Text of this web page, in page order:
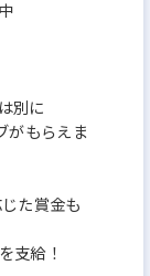
別に
がもらえま
た賞金も
支給！